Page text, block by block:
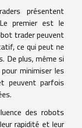
présentent
premier est le
trader peuvent
ce qui peut ne
De plus, même si
minimiser les
peuvent parfois
des robots
rapidité et leur